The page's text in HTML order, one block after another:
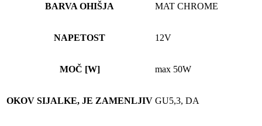
BARVA OHIŠJA MAT CHROME
NAPETOST 12V
MOČ [W] max 50W
OKOV SIJALKE, JE ZAMENLJIV GU5,3, DA